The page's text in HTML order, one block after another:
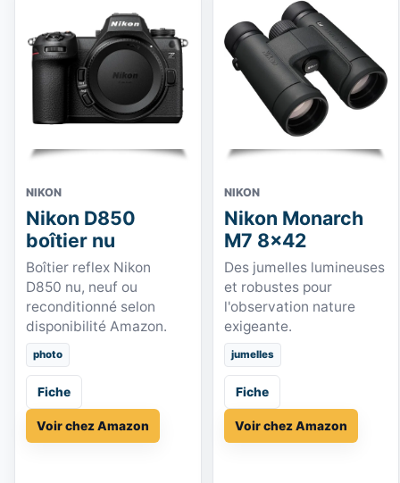
NIKON
Nikon D850
boîtier nu
Boîtier reflex Nikon
D850 nu, neuf ou
reconditionné selon
disponibilité Amazon.
photo
Fiche
Voir chez Amazon
NIKON
Nikon Monarch
M7 8x42
Des jumelles lumineuses
et robustes pour
l'observation nature
exigeante.
jumelles
Fiche
Voir chez Amazon